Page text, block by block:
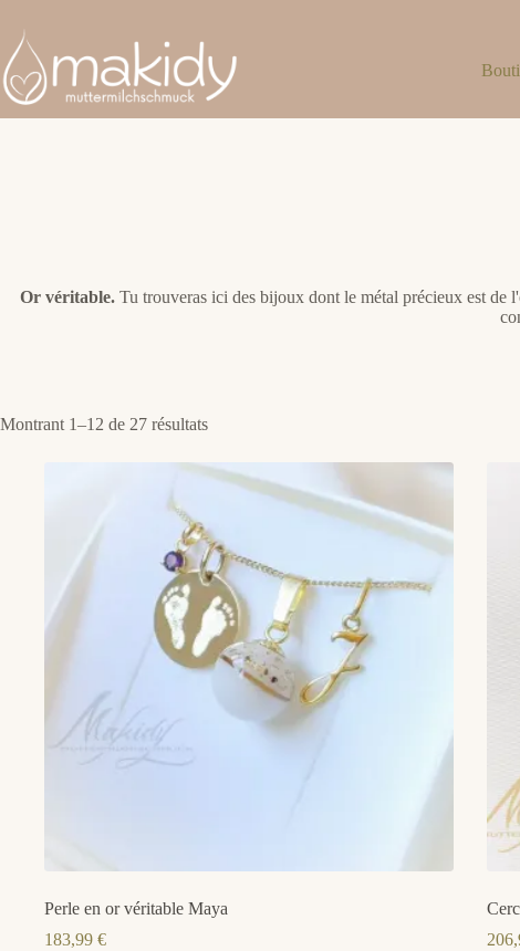
contenu
Or véritable.Tu trouveras ici des bijoux dont le métal précieux est de
Montrant 1–12 de 27 résultatsTrié
popularité
Perle en or véritable Maya
183,99 €